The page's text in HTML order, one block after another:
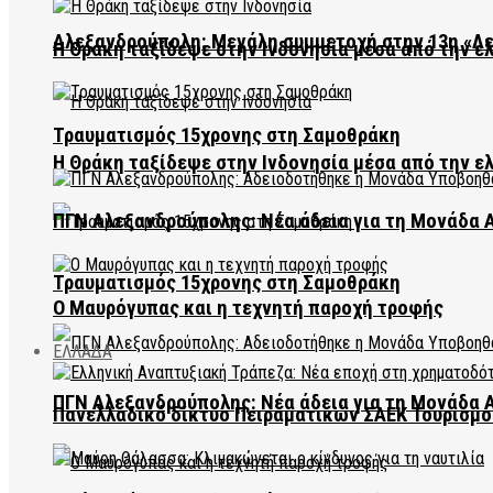
Αλεξανδρούπολη: Μεγάλη συμμετοχή στην 13η
Η Θράκη ταξίδεψε στην Ινδονησία μέσα από την
Τραυματισμός 15χρονης στη Σαμοθράκη
ΠΓΝ Αλεξανδρούπολης: Νέα άδεια για τη Μονάδα
Η Θράκη ταξίδεψε στην Ινδονησία μέσα από την
Τραυματισμός 15χρονης στη Σαμοθράκη
ΠΓΝ Αλεξανδρούπολης: Νέα άδεια για τη Μονάδα
Ο Μαυρόγυπας και η τεχνητή παροχή τροφής
ΕΛΛΑΔΑ
Πανελλαδικό δίκτυο Πειραματικών ΣΑΕΚ